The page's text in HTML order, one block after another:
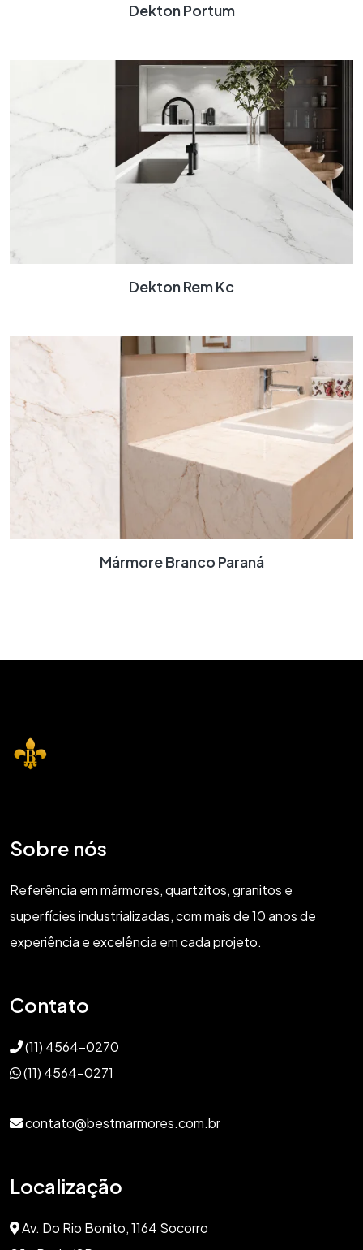
Dekton Portum
Dekton Rem Kc
Mármore Branco Paraná
Sobre nós
Referência em mármores, quartzitos, granitos e
superfícies industrializadas, com mais de 10 anos de
experiência e excelência em cada projeto.
Contato
(11) 4564-0270
(11) 4564-0271
contato@bestmarmores.com.br
Localização
Av. Do Rio Bonito, 1164 Socorro